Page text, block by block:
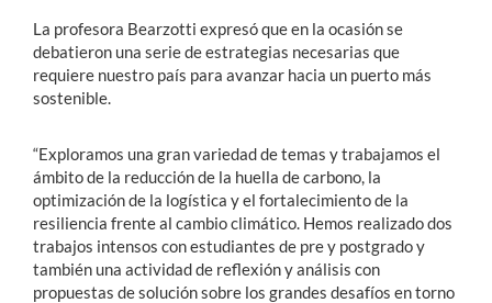
La profesora Bearzotti expresó que en la ocasión se
debatieron una serie de estrategias necesarias que
requiere nuestro país para avanzar hacia un puerto más
sostenible.
“Exploramos una gran variedad de temas y trabajamos el
ámbito de la reducción de la huella de carbono, la
optimización de la logística y el fortalecimiento de la
resiliencia frente al cambio climático. Hemos realizado dos
trabajos intensos con estudiantes de pre y postgrado y
también una actividad de reflexión y análisis con
propuestas de solución sobre los grandes desafíos en torno